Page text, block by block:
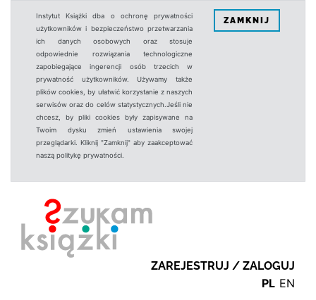
Instytut Książki dba o ochronę prywatności
użytkowników i bezpieczeństwo przetwarzania
ich danych osobowych oraz stosuje
odpowiednie rozwiązania technologiczne
zapobiegające ingerencji osób trzecich w
prywatność użytkowników. Używamy także
plików cookies, by ułatwić korzystanie z naszych
serwisów oraz do celów statystycznych.Jeśli nie
chcesz, by pliki cookies były zapisywane na
Twoim dysku zmień ustawienia swojej
przeglądarki. Kliknij "Zamknij" aby zaakceptować
naszą politykę prywatności.
ZAMKNIJ
ZAREJESTRUJ / ZALOGUJ
PL EN